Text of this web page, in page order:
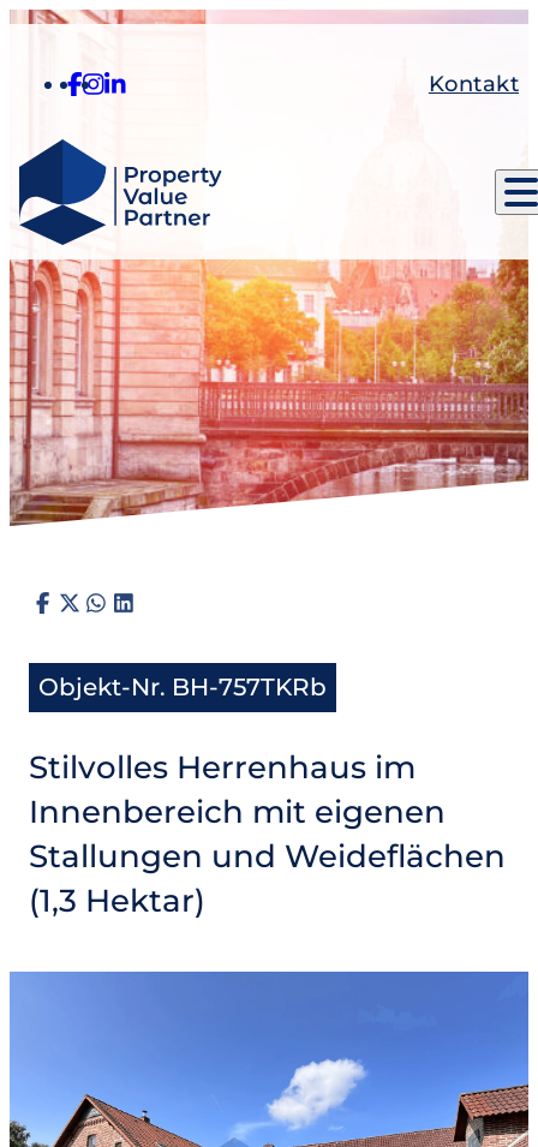
Kontakt
Objekt-Nr. BH-757TKRb
Stilvolles Herrenhaus im
Innenbereich mit eigenen
Stallungen und Weideflächen
(1,3 Hektar)